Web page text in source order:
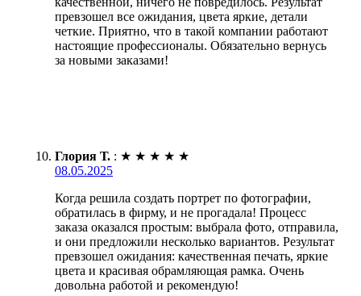
превзошел все ожидания, цвета яркие, детали
четкие. Приятно, что в такой компании работают
настоящие профессионалы. Обязательно вернусь
за новыми заказами!
Глория Т. : ★ ★ ★ ★ ★
08.05.2025
Когда решила создать портрет по фотографии,
обратилась в фирму, и не прогадала! Процесс
заказа оказался простым: выбрала фото, отправила,
и они предложили несколько вариантов. Результат
превзошел ожидания: качественная печать, яркие
цвета и красивая обрамляющая рамка. Очень
довольна работой и рекомендую!